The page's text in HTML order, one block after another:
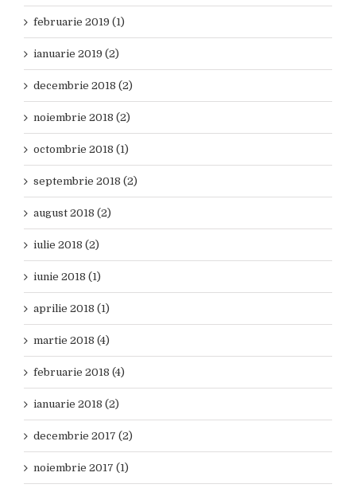
februarie 2019 (1)
ianuarie 2019 (2)
decembrie 2018 (2)
noiembrie 2018 (2)
octombrie 2018 (1)
septembrie 2018 (2)
august 2018 (2)
iulie 2018 (2)
iunie 2018 (1)
aprilie 2018 (1)
martie 2018 (4)
februarie 2018 (4)
ianuarie 2018 (2)
decembrie 2017 (2)
noiembrie 2017 (1)